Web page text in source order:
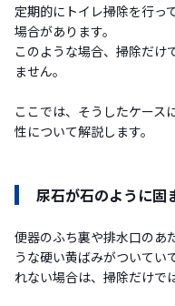
定期的にトイレ掃除を行っ
場合があります。
このような場合、掃除だけ
ません。
ここでは、そうしたケース
性について解説します。
尿石が石のように固
便器のふち裏や排水口のあ
うな硬い黄ばみがついてい
れない場合は、掃除だけで